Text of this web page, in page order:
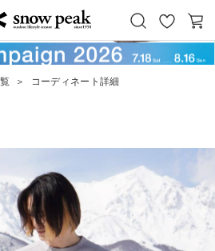
Snow Peak
お
気
カ
ー
＞ コーディネート詳細